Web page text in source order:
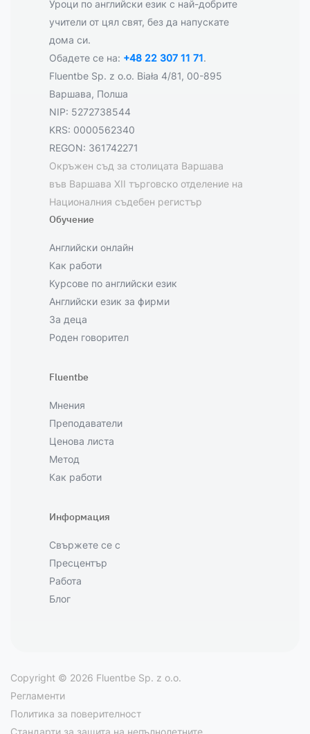
Уроци по английски език с най-добрите
учители от цял свят, без да напускате
дома си.
Обадете се на: +48 22 307 11 71.
Fluentbe Sp. z o.o. Biała 4/81, 00-895
Варшава, Полша
NIP: 5272738544
KRS: 0000562340
REGON: 361742271
Окръжен съд за столицата Варшава
във Варшава XII търговско отделение на
Националния съдебен регистър
Обучение
Английски онлайн
Как работи
Курсове по английски език
Английски език за фирми
За деца
Роден говорител
Fluentbe
Мнения
Преподаватели
Ценова листа
Метод
Как работи
Информация
Свържете се с
Пресцентър
Работа
Блог
Copyright © 2026 Fluentbe Sp. z o.o.
Регламенти
Политика за поверителност
Стандарти за защита на непълнолетните